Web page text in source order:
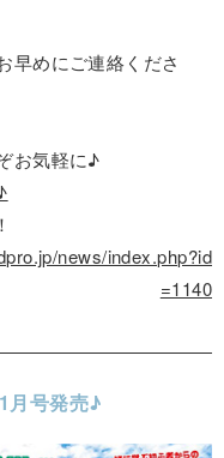
早めにご連絡くださ
お気軽に♪
news/index.php?id
=1140
月号発売♪